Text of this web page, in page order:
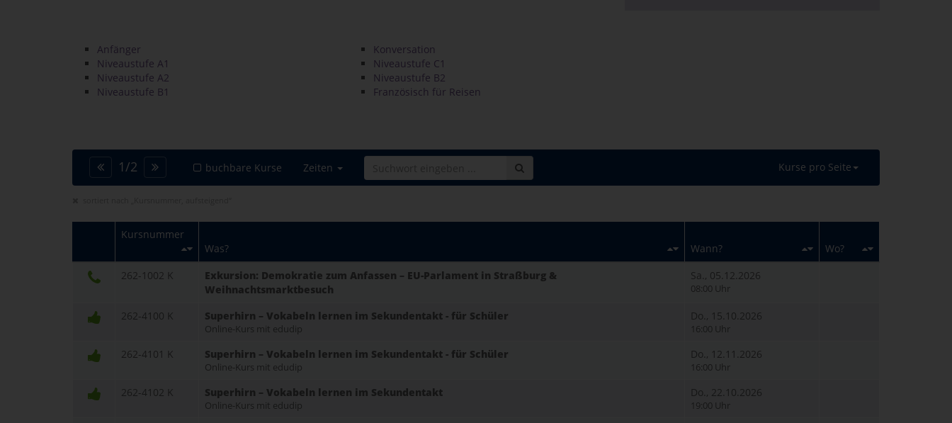
Anfänger
Niveaustufe A1
Niveaustufe A2
Niveaustufe B1
Konversation
Niveaustufe C1
Niveaustufe B2
Französisch für Reisen
1/2 buchbare Kurse Zeiten Kurse pro Seite
Kursnummer
Was?
Wann?
Wo?
262-1002 K
Exkursion: Demokratie zum Anfassen – EU-Parlament in Straßburg &
Weihnachtsmarktbesuch
Sa., 05.12.2026
08:00 Uhr
262-4100 K Superhirn – Vokabeln lernen im Sekundentakt - für Schüler
Online-Kurs mit edudip
Do., 15.10.2026
16:00 Uhr
262-4101 K Superhirn – Vokabeln lernen im Sekundentakt - für Schüler
Online-Kurs mit edudip
Do., 12.11.2026
16:00 Uhr
262-4102 K Superhirn – Vokabeln lernen im Sekundentakt
Online-Kurs mit edudip
Do., 22.10.2026
19:00 Uhr